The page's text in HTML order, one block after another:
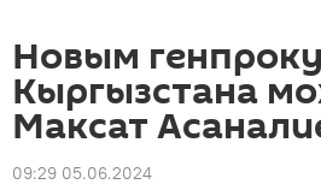
Новым
Кыргызстана
Максат
09:29 05.06.2024